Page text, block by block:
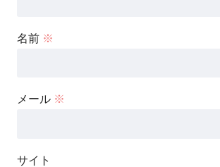
名前 ※
メール ※
サイト